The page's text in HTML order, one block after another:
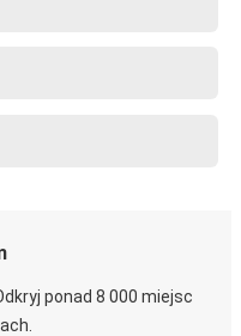
ponad 8 000 miejsc